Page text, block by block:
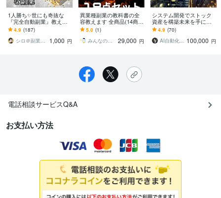
1人勝ち✨世にも奇抜な
『完全自動副業』教えま
す 初心者OK！本気で稼ぎ
たい人以外は見ないでく
ださい
4.9 (187)
シロ＠副業月収180万円
1,000 円
異業種副業の教科書の全
容教えます 全商品(14商品
＋未公開4)計18コンテン
ツが濃縮！
5.0 (1)
みんなの副業屋さん
29,000 円
システム開発でストック
資産を構築未来を手に入
れます 仕組み化×自動化収
益/おすすめ/スマホ副業/初
心者/在宅副業
4.9 (70)
AI自動化▶︎3000万超 100,000 円
電話相談サービスQ&A
お支払い方法